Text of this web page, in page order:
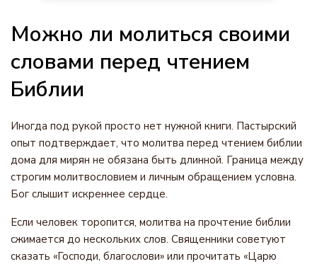
Можно ли молиться своими
словами перед чтением
Библии
Иногда под рукой просто нет нужной книги. Пастырский
опыт подтверждает, что молитва перед чтением библии
дома для мирян не обязана быть длинной. Граница между
строгим молитвословием и личным обращением условна.
Бог слышит искреннее сердце.
Если человек торопится, молитва на прочтение библии
сжимается до нескольких слов. Священники советуют
сказать «Господи, благослови» или прочитать «Царю